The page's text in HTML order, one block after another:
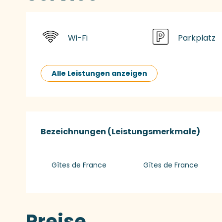
Wi-Fi Parkplatz
Alle Leistungen anzeigen
Bezeichnungen (Leistungsmerkmale)
Bezeichnungen (Leistungsmerkmale)
Gîtes de France Gîtes de France